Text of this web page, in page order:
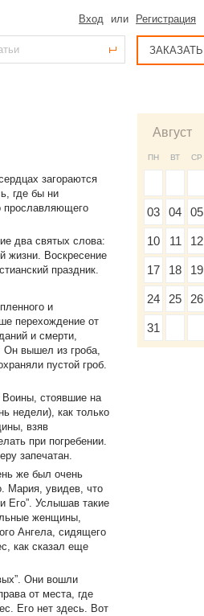
Вход или Регистрация
ЗАКАЗАТЬ
загораются
где бы ни
прославляющего
два святых слова:
жизни. Воскресение
праздник.
и
перехождение от
и смерти,
Он вышел из гроба,
пустой гроб.
Воины, стоявшие на
недели), как только
взяв
при погребении.
запечатан.
же был очень
Мария, увидев, что
Его”. Услышав такие
женщины,
Ангела, сидящего
как сказал еще
Они вошли
от места, где
Его нет здесь. Вот
ПН ВТ СР
03 04 05
10 11 12
17 18 19
24 25 26
31